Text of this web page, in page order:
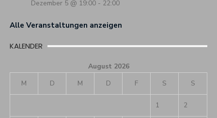
Dezember 5 @ 19:00 - 22:00
Alle Veranstaltungen anzeigen
KALENDER
August 2026
M
D M D F S S
1 2